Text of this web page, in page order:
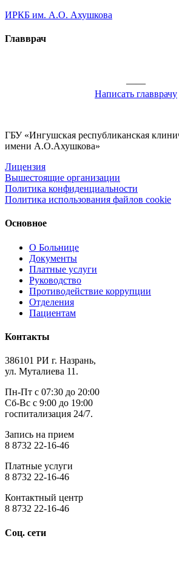
ИРКБ им. А.О. Ахушкова
Главврач
——
Написать главврачу
ГБУ «Ингушская республиканская
имени А.О.Ахушкова»
Лицензия
Вышестоящие организации
Политика конфиденциальности
Политика использования файлов cookie
Основное
О Больнице
Документы
Платные услуги
Руководство
Противодействие коррупции
Отделения
Пациентам
Контакты
386101 РИ г. Назрань,
ул. Муталиева 11.
Пн-Пт с 07:30 до 20:00
Сб-Вс с 9:00 до 19:00
госпитализация 24/7.
Запись на прием
8 8732 22-16-46
Платные услуги
8 8732 22-16-46
Контактный центр
8 8732 22-16-46
Соц. сети